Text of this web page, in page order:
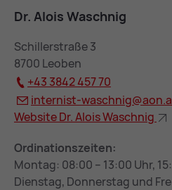
Dr. Alois Wasch­nig
Schillerstraße 3
8700 Leoben
+43 3842 457 70
in­ter­nist-wasch­nig@
Web­site Dr. Alois Wasch­nig
Ordinationszeiten:
Montag: 08:00 – 13:00 Uhr,
Dienstag, Donnerstag und